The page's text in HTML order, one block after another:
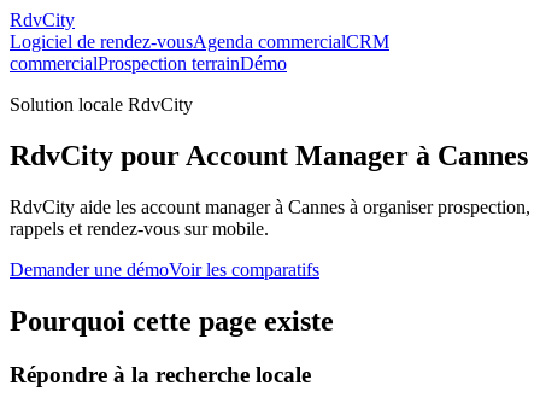
RdvCity
Logiciel de rendez-vousAgenda commercialCRM
commercialProspection terrainDémo
Solution locale RdvCity
RdvCity pour Account Manager à Cannes
RdvCity aide les account manager à Cannes à organiser prospection,
rappels et rendez-vous sur mobile.
Demander une démoVoir les comparatifs
Pourquoi cette page existe
Répondre à la recherche locale